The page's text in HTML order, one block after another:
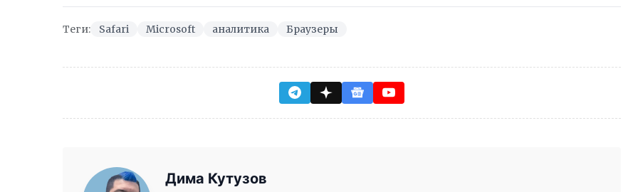
Теги: Safari Microsoft аналитика Браузеры
Дима Кутузов